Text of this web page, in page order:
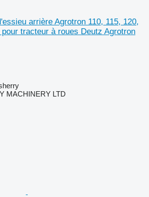
arrière Agrotron 110, 115, 120,
pour tracteur à roues Deutz Agrotron
MACHINERY LTD